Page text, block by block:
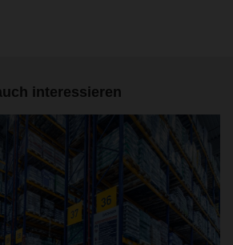
interessieren